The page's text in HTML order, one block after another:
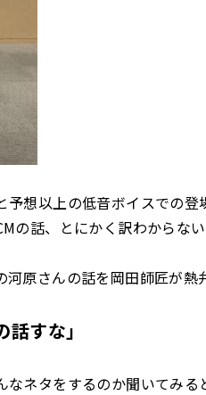
想以上の低音ボイスでの登
の話、とにかく訳わからな
原さんの話を岡田師匠が熱
すな」
ネタをするのか聞いてみる